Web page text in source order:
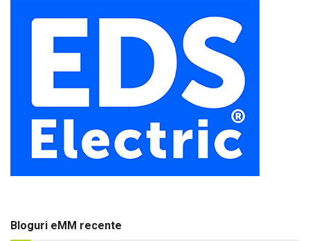
Bloguri eMM recente